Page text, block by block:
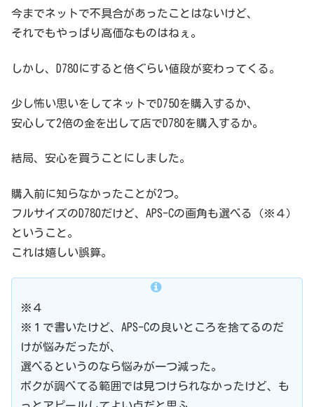
今までネットで不具合があったことはないけど、
それでもやっぱり高価なものはねぇ。
しかし、D780にすると倍ぐらい値段が変わってくる。
少し怖い思いをしてネットでD750を購入するか、
安心して2倍の金を出して店でD780を購入するか。
結局、安心を買うことにしました。
購入前に知らなかったことが2つ。
フルサイズのD780だけど、APS-Cの画角も選べる（※４）
ということ。
これは嬉しい誤算。
※４
※１で書いたけど、APS-Cの良いところを捨てるのだ
けが悩みだったが、
選べるというのなら悩みが一つ減った。
ボクが調べてる範囲では見つけられなかったけど、も